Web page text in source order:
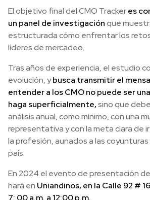
El objetivo final del CMO Trackeres
un panel de investigaciónque
estructurada cómo enfrentar los
líderes de mercadeo.
Tras años de experiencia, el estudio
evolución, ybusca transmitir el
entender a los CMO no puede ser
haga superficialmente,sino que
análisis anual, como mínimo, con una
representativa y con la meta clara de
la profesión, aunados a las
país.
En 2024 el evento de presentación
hará en Uniandinos, en la Calle 92 #
7: 00 a.m. a 12:00 p.m.